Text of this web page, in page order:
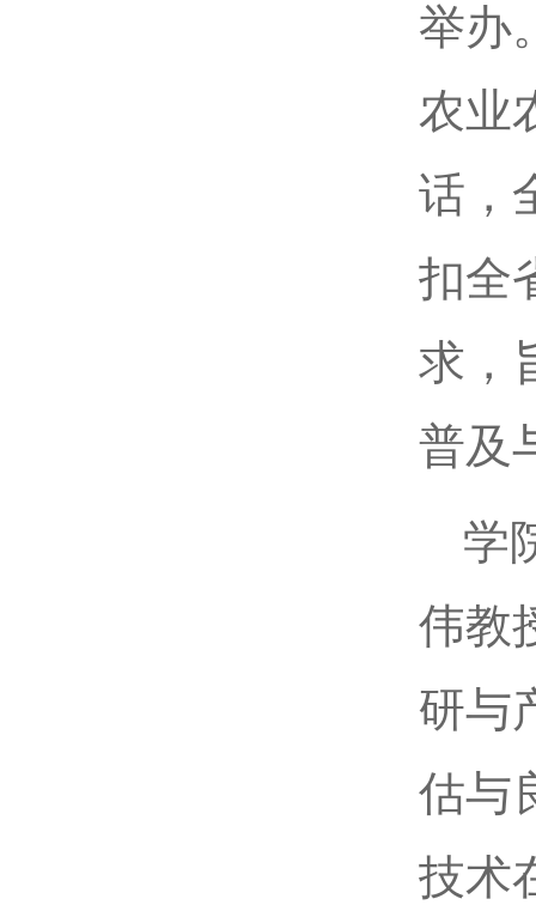
举办
农业
话，
扣全
求，
普及
学
伟教
研与
估与
技术